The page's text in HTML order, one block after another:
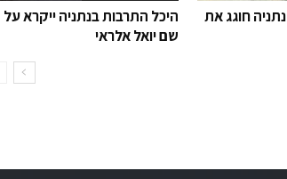
היכל התרבות בנתניה ייקרא על
שם יואל אלראי
חוגג את